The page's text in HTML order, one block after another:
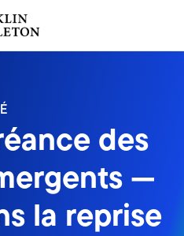
des
—
la reprise